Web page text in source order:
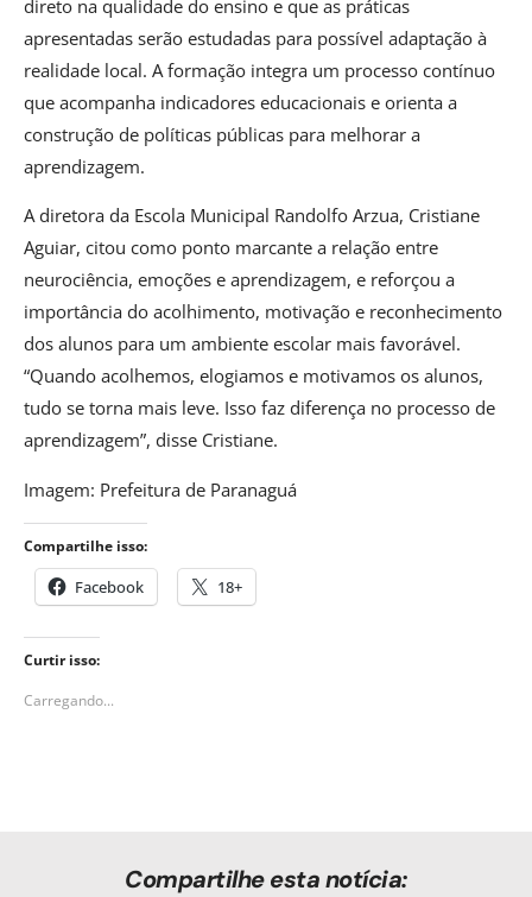
direto na qualidade do ensino e que as práticas
apresentadas serão estudadas para possível adaptação à
realidade local. A formação integra um processo contínuo
que acompanha indicadores educacionais e orienta a
construção de políticas públicas para melhorar a
aprendizagem.
A diretora da Escola Municipal Randolfo Arzua, Cristiane
Aguiar, citou como ponto marcante a relação entre
neurociência, emoções e aprendizagem, e reforçou a
importância do acolhimento, motivação e reconhecimento
dos alunos para um ambiente escolar mais favorável.
“Quando acolhemos, elogiamos e motivamos os alunos,
tudo se torna mais leve. Isso faz diferença no processo de
aprendizagem”, disse Cristiane.
Imagem: Prefeitura de Paranaguá
Compartilhe isso:
Facebook 18+
Curtir isso:
Carregando...
Compartilhe esta notícia: